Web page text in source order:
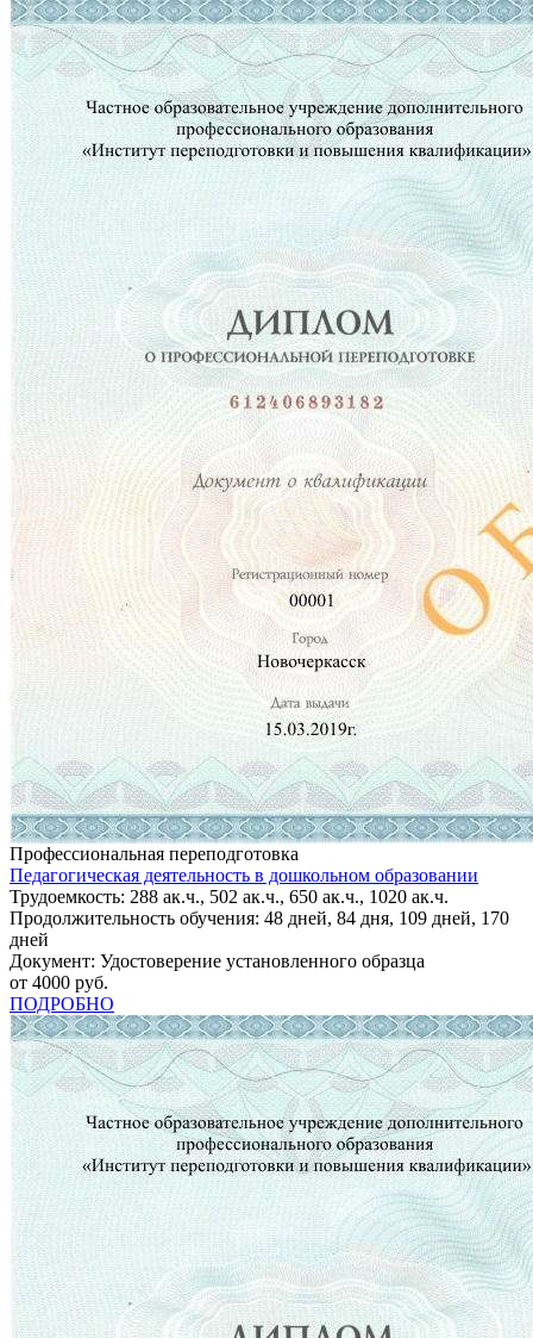
Профессиональная переподготовка
Педагогическая деятельность в дошкольном образовании
Трудоемкость: 288 ак.ч., 502 ак.ч., 650 ак.ч., 1020 ак.ч.
Продолжительность обучения: 48 дней, 84 дня, 109 дней, 170
дней
Документ: Удостоверение установленного образца
от 4000 руб.
ПОДРОБНО